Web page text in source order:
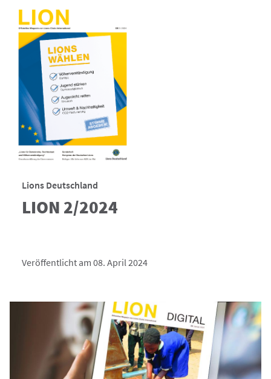
Lions Deutschland
LION 2/2024
Veröffentlicht am 08. April 2024